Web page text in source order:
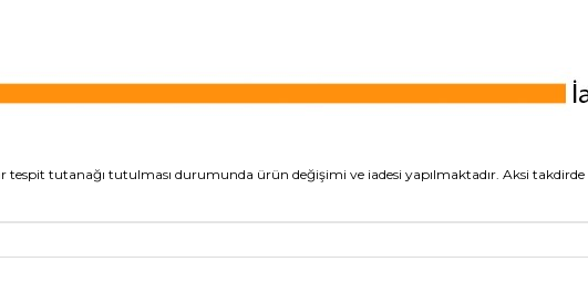
tespit tutanağı tutulması durumunda ürün değişimi ve iadesi yapılmaktadır. Aksi